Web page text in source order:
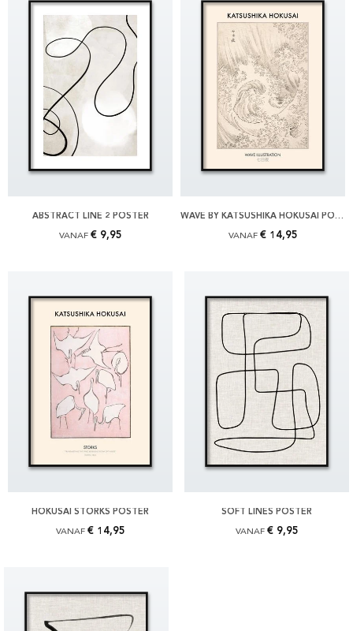
ABSTRACT LINE 2 POSTER
VANAF € 9,95
WAVE BY KATSUSHIKA HOKUSAI POSTER
VANAF € 14,95
HOKUSAI STORKS POSTER
VANAF € 14,95
SOFT LINES POSTER
VANAF € 9,95